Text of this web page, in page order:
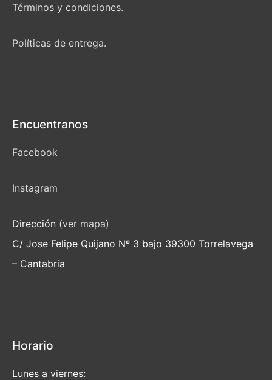
Términos y condiciones.
Políticas de entrega.
Encuentranos
Facebook
Instagram
Dirección (ver mapa)
C/ Jose Felipe Quijano Nº 3 bajo 39300 Torrelavega
– Cantabria
Horario
Lunes a viernes: